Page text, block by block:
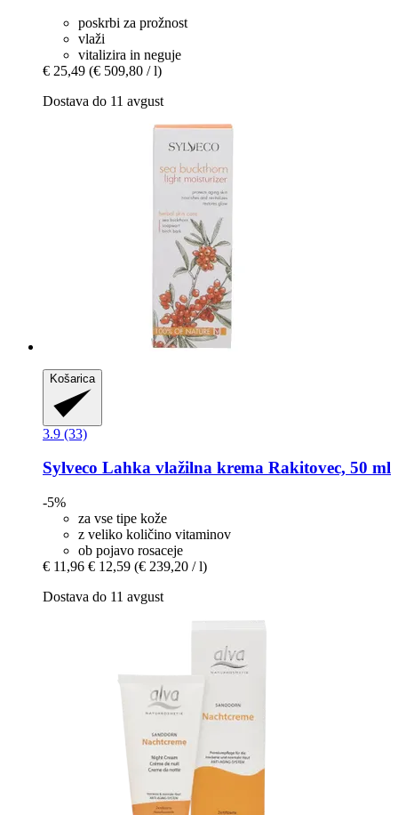
poskrbi za prožnost
vlaži
vitalizira in neguje
€ 25,49 (€ 509,80 / l)
Dostava do 11 avgust
Košarica
3.9 (33)
Sylveco Lahka vlažilna krema Rakitovec, 50 ml
-5%
za vse tipe kože
z veliko količino vitaminov
ob pojavo rosaceje
€ 11,96 € 12,59 (€ 239,20 / l)
Dostava do 11 avgust